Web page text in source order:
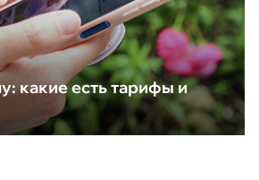
какие есть тарифы и